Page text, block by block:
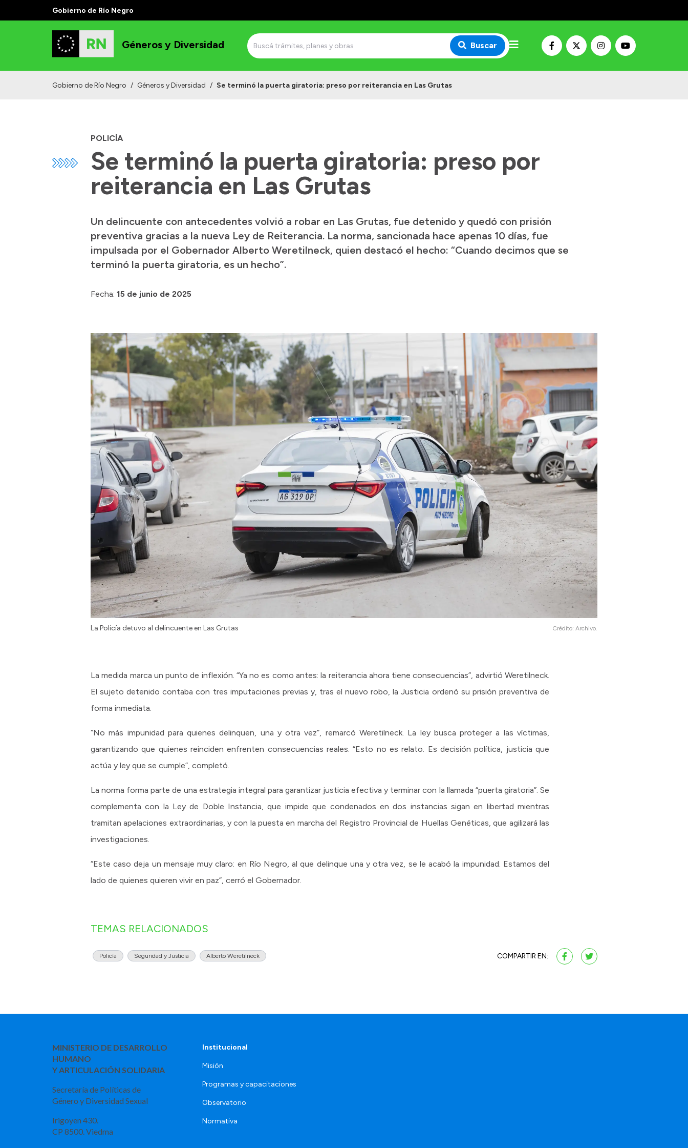
Gobierno de Río Negro
Géneros y Diversidad Buscar
Gobierno de Río Negro / Géneros y Diversidad / Se terminó la puerta giratoria: preso por reiterancia en Las Grutas
POLICÍA
Se terminó la puerta giratoria: preso por
reiterancia en Las Grutas
Un delincuente con antecedentes volvió a robar en Las Grutas, fue detenido y quedó con prisión
preventiva gracias a la nueva Ley de Reiterancia. La norma, sancionada hace apenas 10 días, fue
impulsada por el Gobernador Alberto Weretilneck, quien destacó el hecho: “Cuando decimos que se
terminó la puerta giratoria, es un hecho”.
Fecha: 15 de junio de 2025
La Policía detuvo al delincuente en Las Grutas Crédito: Archivo.
La medida marca un punto de inflexión. “Ya no es como antes: la reiterancia ahora tiene consecuencias”, advirtió Weretilneck.
El sujeto detenido contaba con tres imputaciones previas y, tras el nuevo robo, la Justicia ordenó su prisión preventiva de
forma inmediata.
“No más impunidad para quienes delinquen, una y otra vez”, remarcó Weretilneck. La ley busca proteger a las víctimas,
garantizando que quienes reinciden enfrenten consecuencias reales. “Esto no es relato. Es decisión política, justicia que
actúa y ley que se cumple”, completó.
La norma forma parte de una estrategia integral para garantizar justicia efectiva y terminar con la llamada “puerta giratoria”. Se
complementa con la Ley de Doble Instancia, que impide que condenados en dos instancias sigan en libertad mientras
tramitan apelaciones extraordinarias, y con la puesta en marcha del Registro Provincial de Huellas Genéticas, que agilizará las
investigaciones.
“Este caso deja un mensaje muy claro: en Río Negro, al que delinque una y otra vez, se le acabó la impunidad. Estamos del
lado de quienes quieren vivir en paz”, cerró el Gobernador.
TEMAS RELACIONADOS
Policía Seguridad y Justicia Alberto Weretilneck COMPARTIR EN:
MINISTERIO DE DESARROLLO
HUMANO
Y ARTICULACIÓN SOLIDARIA
Secretaría de Políticas de
Género y Diversidad Sexual
Irigoyen 430.
CP 8500. Viedma
Institucional
Misión
Programas y capacitaciones
Observatorio
Normativa